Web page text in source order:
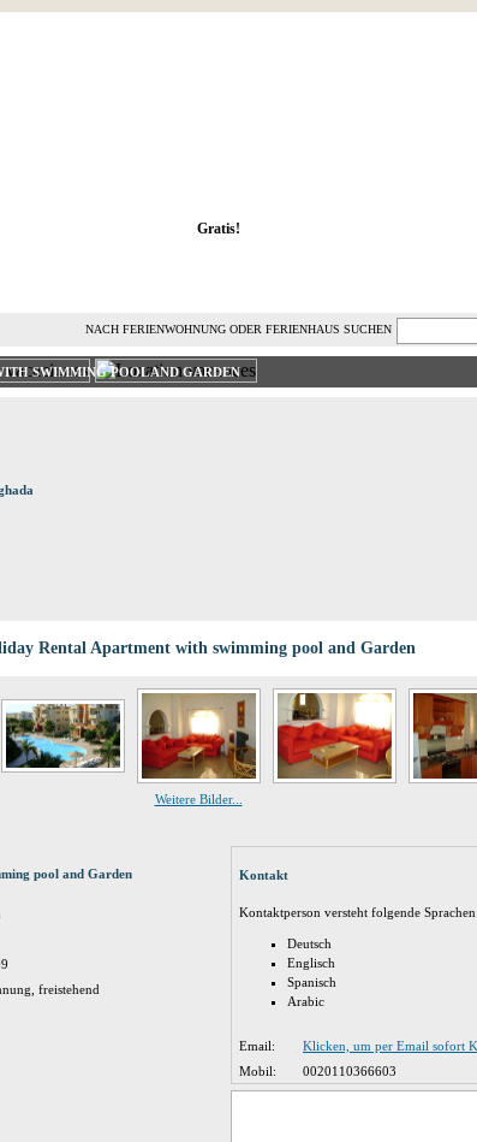
Gratis!
NACH FERIENWOHNUNG ODER FERIENHAUS SUCHEN
SWIMMING POOL AND GARDEN
Rental Apartment with swimming pool and Garden
Weitere Bilder...
pool and Garden
freistehend
Kontakt
Kontaktperson versteht folgende Sprachen:
Deutsch
Englisch
Spanisch
Arabic
Email:
Klicken, um per Email sofort
Mobil:
0020110366603